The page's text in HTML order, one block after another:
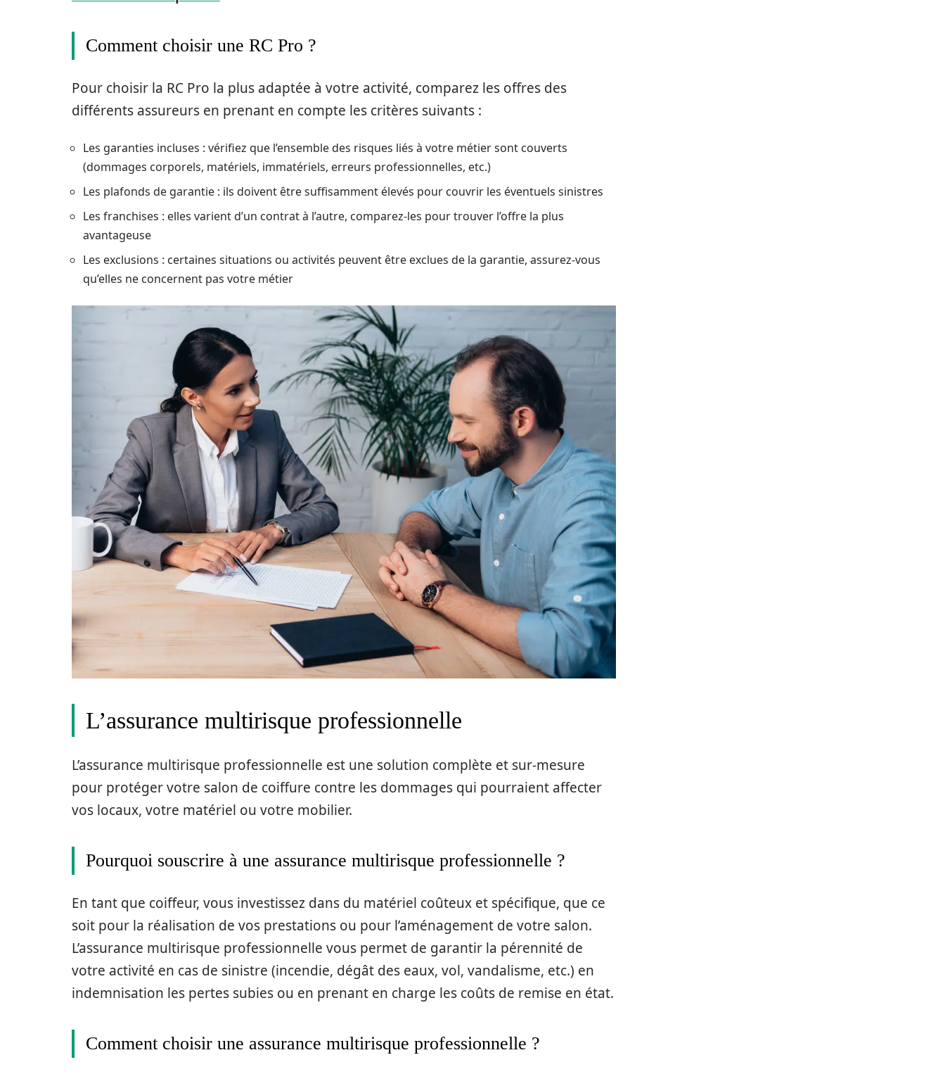
Comment choisir une RC Pro ?
Pour choisir la RC Pro la plus adaptée à votre activité, comparez les offres des
différents assureurs en prenant en compte les critères suivants :
Les garanties incluses : vérifiez que l’ensemble des risques liés à votre métier sont couverts
(dommages corporels, matériels, immatériels, erreurs professionnelles, etc.)
Les plafonds de garantie : ils doivent être suffisamment élevés pour couvrir les éventuels sinistres
Les franchises : elles varient d’un contrat à l’autre, comparez-les pour trouver l’offre la plus
avantageuse
Les exclusions : certaines situations ou activités peuvent être exclues de la garantie, assurez-vous
qu’elles ne concernent pas votre métier
L’assurance multirisque professionnelle
L’assurance multirisque professionnelle est une solution complète et sur-mesure
pour protéger votre salon de coiffure contre les dommages qui pourraient affecter
vos locaux, votre matériel ou votre mobilier.
Pourquoi souscrire à une assurance multirisque professionnelle ?
En tant que coiffeur, vous investissez dans du matériel coûteux et spécifique, que ce
soit pour la réalisation de vos prestations ou pour l’aménagement de votre salon.
L’assurance multirisque professionnelle vous permet de garantir la pérennité de
votre activité en cas de sinistre (incendie, dégât des eaux, vol, vandalisme, etc.) en
indemnisation les pertes subies ou en prenant en charge les coûts de remise en état.
Comment choisir une assurance multirisque professionnelle ?